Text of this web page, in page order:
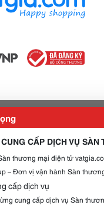
CẤP DỊCH VỤ
thương mại điện tử
– Đơn vị vận hành Sàn
cấp dịch vụ
cung cấp dịch vụ Sàn